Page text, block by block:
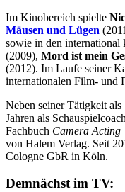
Im Kinobereich spielte
Mäusen und Lügen
sowie in den international
(2009), Mord ist mein
(2012). Im Laufe seiner
internationalen Film- und
Neben seiner Tätigkeit als
Jahren als
Fachbuch Camera Acting
von Halem Verlag. Seit
Cologne GbR in Köln.
Demnächst im TV: